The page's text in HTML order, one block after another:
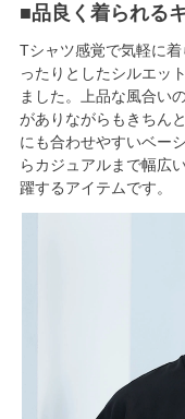
■品良く着られる
Tシャツ感覚で気軽に
ったりとしたシルエッ
ました。上品な風合い
がありながらもきちん
にも合わせやすいベー
らカジュアルまで幅広
躍するアイテムです。